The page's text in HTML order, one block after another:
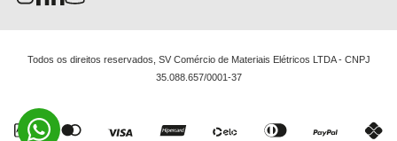
Termos e Condições
Troca e Devoluções
: 08h ás 12h
Todos os direitos reservados, SV Comércio de Materiais Elétricos LTDA - CNPJ
35.088.657/0001-37